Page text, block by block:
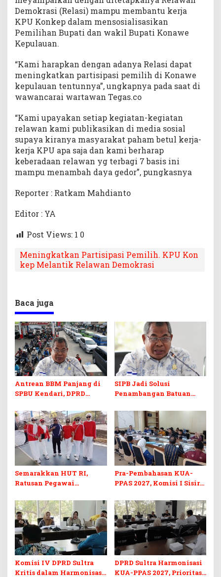
Demokrasi (Relasi) mampu membantu kerja
KPU Konkep dalam mensosialisasikan
Pemilihan Bupati dan wakil Bupati Konawe
Kepulauan.
“Kami harapkan dengan adanya Relasi dapat
meningkatkan partisipasi pemilih di Konawe
kepulauan tentunnya”, ungkapnya pada saat di
wawancarai wartawan Tegas.co
“Kami upayakan setiap kegiatan-kegiatan
relawan kami publikasikan di media sosial
supaya kiranya masyarakat paham betul kerja-
kerja KPU apa saja dan kami berharap
keberadaan relawan yg terbagi 7 basis ini
mampu menambah daya gedor”, pungkasnya
Reporter : Ratkam Mahdianto
Editor : YA
Post Views: 1 0
Meningkatkan Partisipasi Pemilih. KPU Kon
kep Melantik Relawan Demokrasi
Baca juga
Antrean BBM Panjang di
SPBU Kendari, DPRD
Barcode Curang
SIPB Jadi Solusi
Penambangan Batuan
di Sultra
Semarakkan HUT RI,
Ratusan Pegawai
Ikuti Lomba Bola Gotong
Pra-Pembahasan KUA-
PPAS 2027, Komisi I Sisir
Berkelanjutan
Komisi IV DPRD Sultra
Kritis dalam Harmonisasi
DPRD Sultra Harmonisasi
KUA-PPAS 2027, Prioritas